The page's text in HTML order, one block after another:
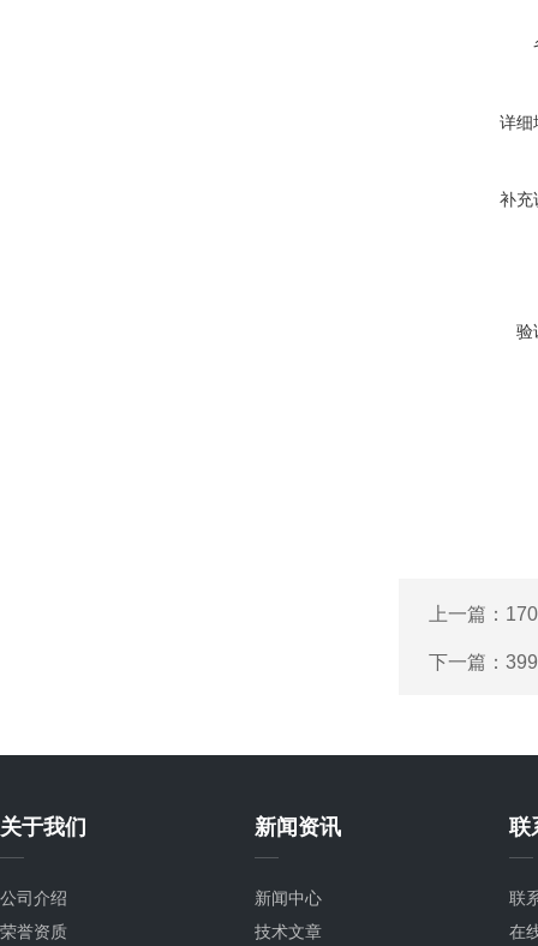
详细
补充
验
上一篇：
下一篇：
关于我们
公司介绍
荣誉资质
新闻资讯
新闻中心
技术文章
联
联
在